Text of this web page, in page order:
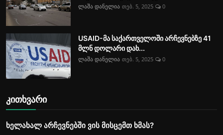
ლაშა დანელია თებ. 5, 2025 0
USAID-მა საქართველოში არჩევნებზე 41
მლნ დოლარი დახ...
ლაშა დანელია თებ. 5, 2025 0
კითხვარი
ხელახალ არჩევნებში ვის მისცემთ ხმას?